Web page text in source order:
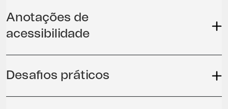
Anotações de
acessibilidade
Desafios práticos